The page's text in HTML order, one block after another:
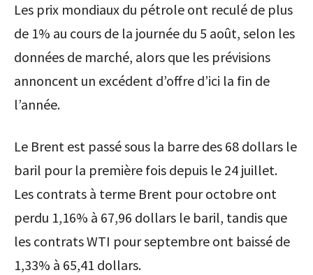
Les prix mondiaux du pétrole ont reculé de plus
de 1% au cours de la journée du 5 août, selon les
données de marché, alors que les prévisions
annoncent un excédent d’offre d’ici la fin de
l’année.
Le Brent est passé sous la barre des 68 dollars le
baril pour la première fois depuis le 24 juillet.
Les contrats à terme Brent pour octobre ont
perdu 1,16% à 67,96 dollars le baril, tandis que
les contrats WTI pour septembre ont baissé de
1,33% à 65,41 dollars.